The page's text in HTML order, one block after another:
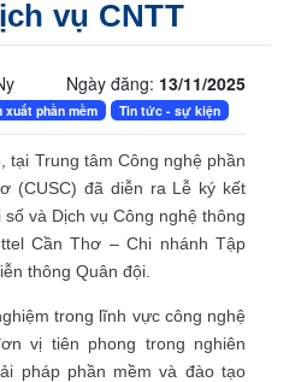
lý ảnh hậu kỳ
STEAM
Quản trị mạng, An toàn và an
Công nghệ thông tin về
CNTT, đổi mới phương pháp
vụ CNTT
Ngày đăng: 13/11/2025
xuất phần mềm Tin tức - sự kiện
tại Trung tâm Công nghệ phần
(CUSC) đã diễn ra Lễ ký kết
và Dịch vụ Công nghệ thông
Cần Thơ – Chi nhánh Tập
thông Quân đội.
trong lĩnh vực công nghệ
vị tiên phong trong nghiên
pháp phần mềm và đào tạo